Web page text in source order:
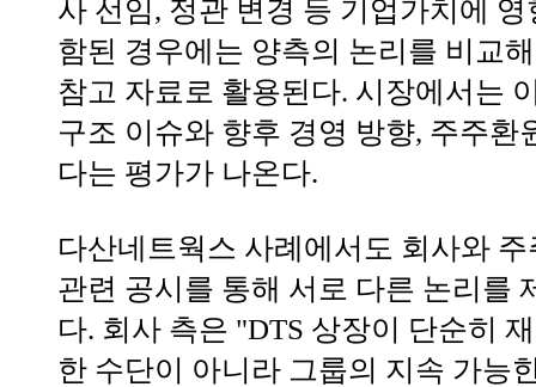
사 선임, 정관 변경 등 기업가치에
함된 경우에는 양측의 논리를 비교
참고 자료로 활용된다. 시장에서는
구조 이슈와 향후 경영 방향, 주주환
다는 평가가 나온다.
다산네트웍스 사례에서도 회사와
관련 공시를 통해 서로 다른 논리를
다. 회사 측은 "DTS 상장이 단순히
한 수단이 아니라 그룹의 지속 가능